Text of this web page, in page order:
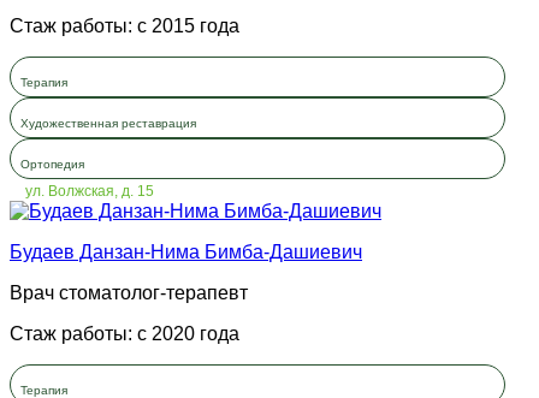
Стаж работы: с 2015 года
Терапия
Художественная реставрация
Ортопедия
ул. Волжская, д. 15
Будаев Данзан-Нима Бимба-Дашиевич
Врач стоматолог-терапевт
Стаж работы: с 2020 года
Терапия